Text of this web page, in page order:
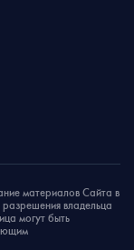
материалов Сайта в
владельца
могут быть